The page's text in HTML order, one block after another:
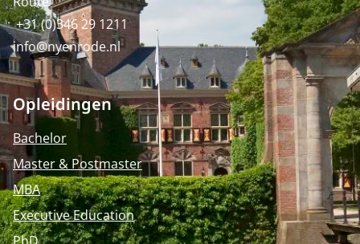
+31 (0)346 29 1211
info@nyenrode.nl
Opleidingen
Bachelor
Master & Postmaster
MBA
Executive Education